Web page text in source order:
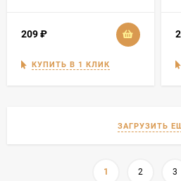
209₽
КУПИТЬ В 1 КЛИК
ЗАГРУЗИТЬ
1 2 3